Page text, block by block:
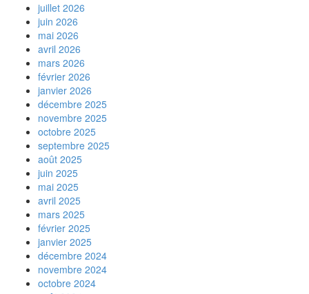
juillet 2026
juin 2026
mai 2026
avril 2026
mars 2026
février 2026
janvier 2026
décembre 2025
novembre 2025
octobre 2025
septembre 2025
août 2025
juin 2025
mai 2025
avril 2025
mars 2025
février 2025
janvier 2025
décembre 2024
novembre 2024
octobre 2024